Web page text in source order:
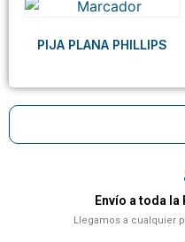
Envío a toda la
Llegamos a cualquier
PIJA PLANA PHILLIPS